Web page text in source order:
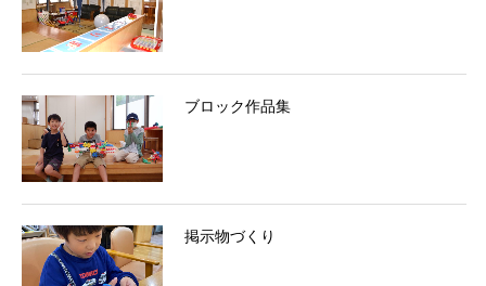
ブロック作品集
掲示物づくり